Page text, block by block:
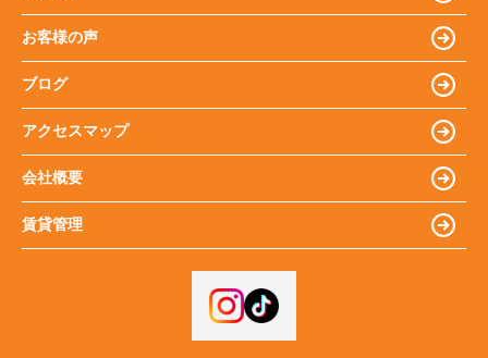
お客様の声
ブログ
アクセスマップ
会社概要
賃貸管理